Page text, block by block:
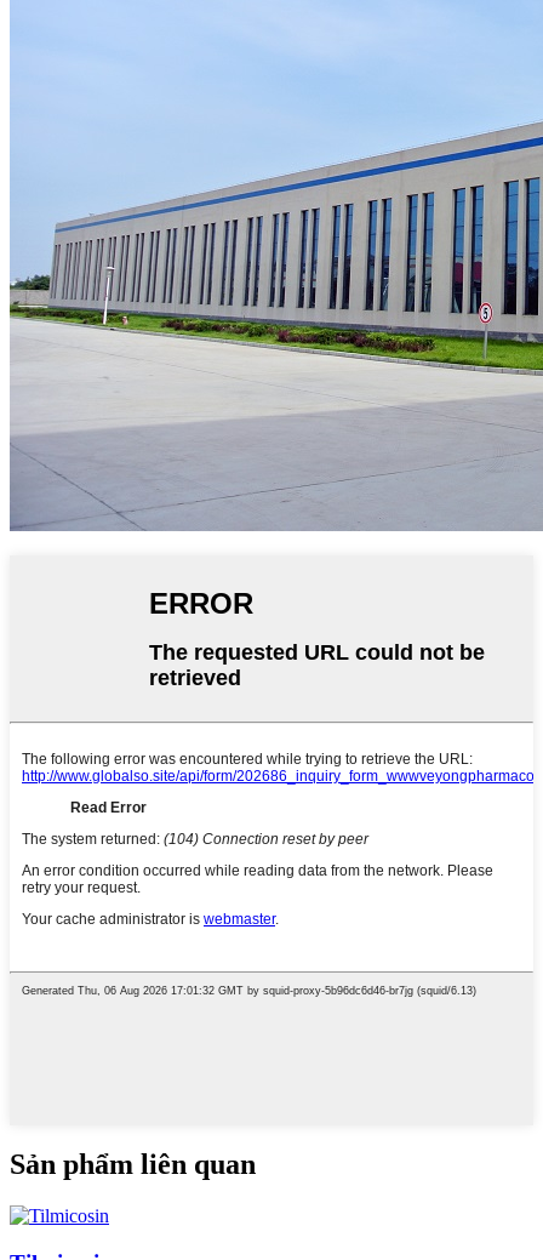
Sản phẩm liên quan